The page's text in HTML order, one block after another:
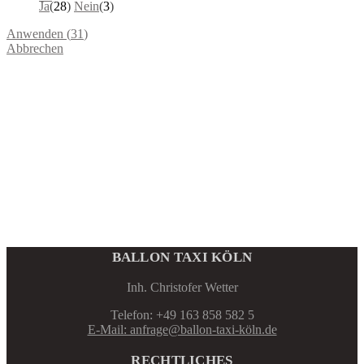
Ja(28) Nein(3)
Anwenden (31)
Abbrechen
BALLON TAXI KÖLN
Inh. Christofer Wetter
Telefon: +49 163 858 582 5
E-Mail: anfrage@ballon-taxi-köln.de
RECHTLICHES